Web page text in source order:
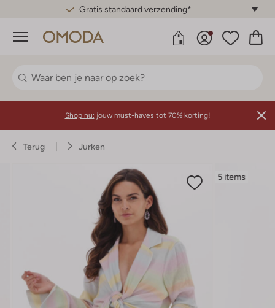
Gratis standaard verzending*
Menu
Shop nu: jouw must-haves tot 70% korting!
Terug Jurken
5 items